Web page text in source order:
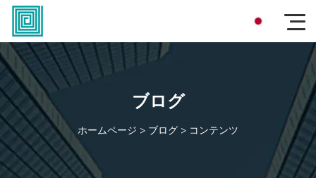
ブログ
ホームページ > ブログ > コンテンツ